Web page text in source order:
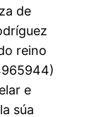
de
reino
e
súa